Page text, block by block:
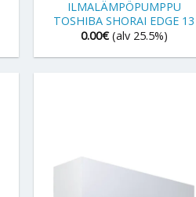
ILMALÄMPÖPUMPPU
TOSHIBA SHORAI EDGE 13
0.00€ (alv 25.5%)